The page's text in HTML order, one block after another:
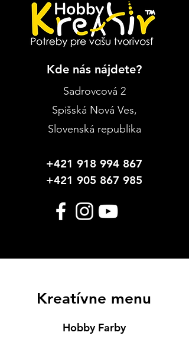
Kde nás nájdete?
Sadrovcová 2
Spišská Nová Ves,
Slovenská republika
+421 918 994 867
+421 905 867 985
Kreatívne menu
Hobby Farby